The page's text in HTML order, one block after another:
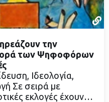
την
των Ψηφοφόρων
Ιδεολογία,
Σε σειρά με
εκλογές έχουν…